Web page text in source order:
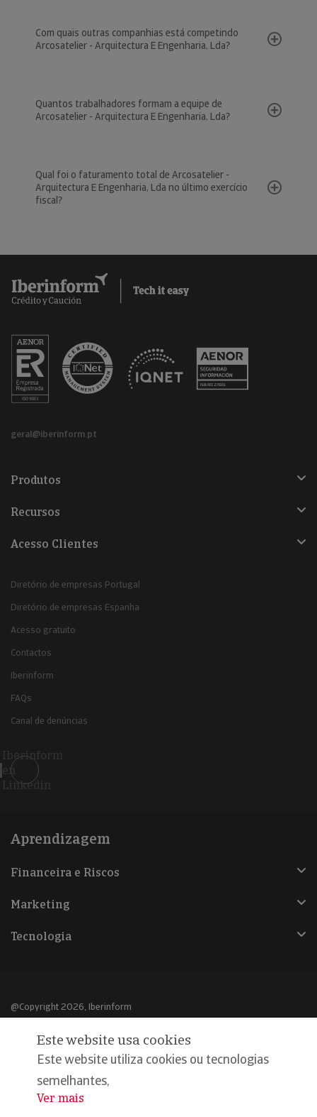
Com quais outras companhias está competindo
Arcosatelier - Arquitectura E Engenharia, Lda?
Quantos trabalhadores formam a equipe de
Arcosatelier - Arquitectura E Engenharia, Lda?
Qual foi o faturamento total de Arcosatelier -
Arquitectura E Engenharia, Lda no último exercício
fiscal?
geral@iberinform.pt
Produtos
Recursos
Acesso Clientes
Diretório de empresas Portugal
Diretório de empresas Espanha
Acesso gratuito
Contactos
Iberinform
FAQs
Canal de denúncias
Iberinform
en
Linkedin
Aprendizagem
Financeira e Riscos
Marketing
Tecnologia
@Copyright 2026, Iberinform
Aviso legal
Política de cookies
Declaração de privacidade
Este website usa cookies
Este website utiliza cookies ou tecnologias
semelhantes,
...
Ver mais